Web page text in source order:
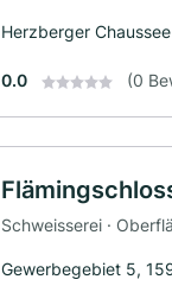
Herzberger
0.0 (0
Schweisserei ·
Gewerbegebiet 5,